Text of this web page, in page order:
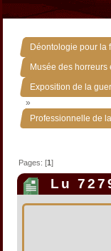
Déontologie pour la
Musée des horreurs
Exposition de la
»
Professionnelle de
Pages: [1]
Lu